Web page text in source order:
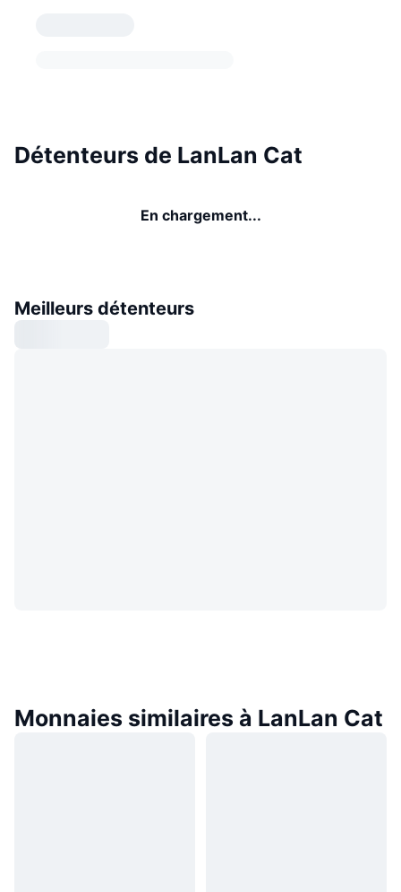
Détenteurs de LanLan Cat
En chargement...
Meilleurs détenteurs
Monnaies similaires à LanLan Cat